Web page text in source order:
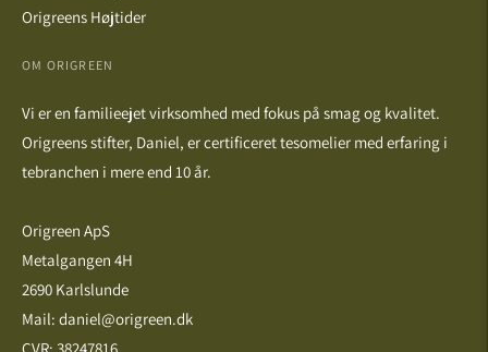
OM ORIGREEN
Vi er en familieejet virksomhed med fokus på smag og kvalitet.
Origreens stifter, Daniel, er certificeret tesomelier med erfaring i
tebranchen i mere end 10 år.
Origreen ApS
Metalgangen 4H
2690 Karlslunde
Mail: daniel@origreen.dk
Origreens Højtider